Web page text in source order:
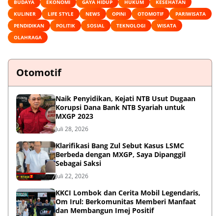
BUDAYA EKONOMI GAYA HIDUP HUKUM
KESEHATAN
KULINER
LIFE STYLE NEWS OPINI OTOMOTIF
PARIWISATA
PENDIDIKAN
POLITIK SOSIAL TEKNOLOGI
WISATA
OLAHRAGA
Otomotif
Naik Penyidikan, Kejati NTB Usut Dugaan
Korupsi Dana Bank NTB Syariah untuk
MXGP 2023
Juli 28, 2026
Klarifikasi Bang Zul Sebut Kasus LSMC
Berbeda dengan MXGP, Saya Dipanggil
Sebagai Saksi
Juli 22, 2026
KKCI Lombok dan Cerita Mobil Legendaris,
Om Irul: Berkomunitas Memberi Manfaat
dan Membangun Imej Positif